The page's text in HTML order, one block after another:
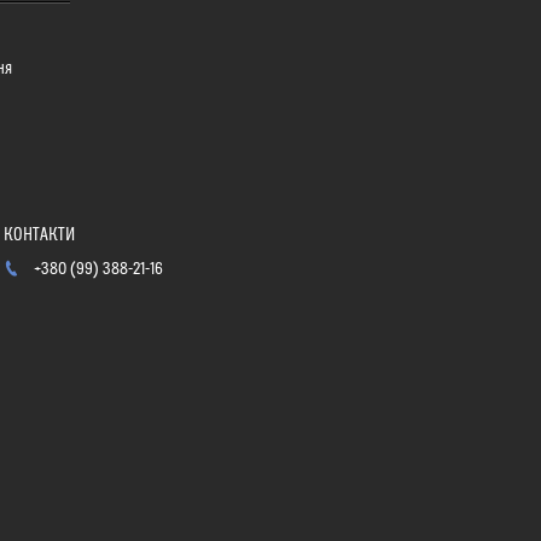
+380 (99) 388-21-16